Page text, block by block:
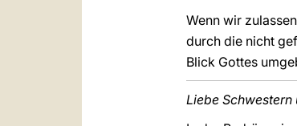
Wenn wir
durch die nicht
Blick Gottes
Liebe Schwestern